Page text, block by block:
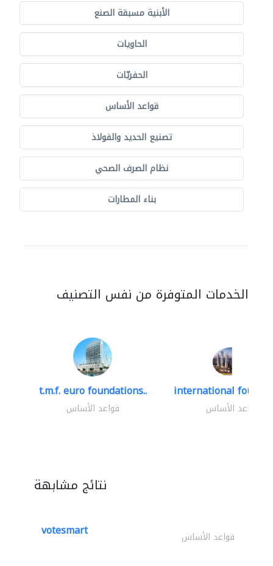
الأبنية مسبقة الصنع
الحاويات
الحفريّات
قواعد الأساس
تصنيع الحديد والفولاذ
نظام الصرف الصحي
بناء المطارات
الخدمات المتوفرة من نفس التصنيف
t.m.f. euro foundations..
قواعد الأساس
international
قواعد الأساس
نتائج مشابهة
votesmart قواعد الأساس